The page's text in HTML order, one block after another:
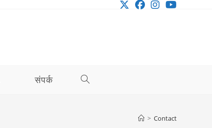
संपर्क TOGGLE
> Contact